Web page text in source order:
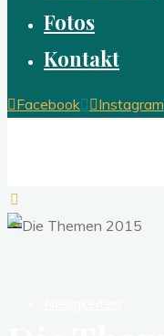
Fotos
Kontakt
Facebook Instagram